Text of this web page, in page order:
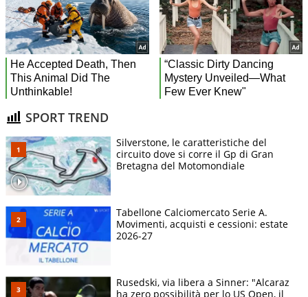
SPORT TREND
Silverstone, le caratteristiche del
circuito dove si corre il Gp di Gran
Bretagna del Motomondiale
Tabellone Calciomercato Serie A.
Movimenti, acquisti e cessioni: estate
2026-27
Rusedski, via libera a Sinner: "Alcaraz
ha zero possibilità per lo US Open, il